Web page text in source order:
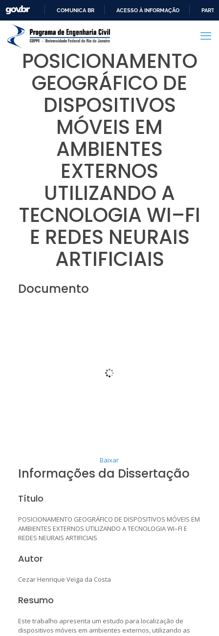
PARA
CONTEÚDO
COMUNICA BR ACESSO À INFORMAÇÃO
POSICIONAMENTO
GEOGRÁFICO DE
DISPOSITIVOS
MÓVEIS EM
AMBIENTES
EXTERNOS
UTILIZANDO A
TECNOLOGIA WI–FI
E REDES NEURAIS
ARTIFICIAIS
Documento
Baixar
Informações da Dissertação
Título
POSICIONAMENTO GEOGRÁFICO DE DISPOSITIVOS MÓVEIS EM
AMBIENTES EXTERNOS UTILIZANDO A TECNOLOGIA WI–FI E
REDES NEURAIS ARTIFICIAIS
Autor
Cezar Henrique Veiga da Costa
Resumo
Este trabalho apresenta um estudo para localização de
dispositivos móveis em ambientes externos, utilizando as